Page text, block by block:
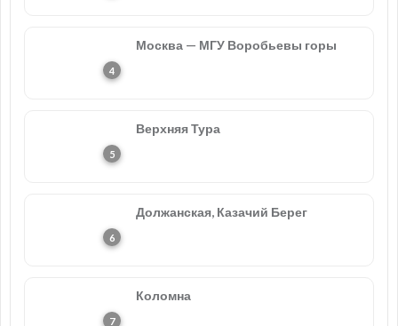
Москва — МГУ Воробьевы горы
Верхняя Тура
Должанская, Казачий Берег
Коломна